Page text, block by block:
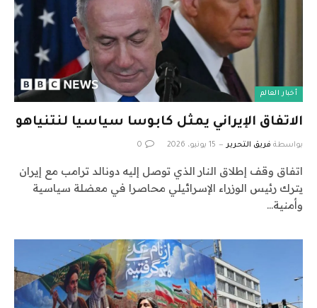
أخبار العالم
الاتفاق الإيراني يمثل كابوسا سياسيا لنتنياهو
بواسطة فريق التحرير 15 يونيو، 2026 0
اتفاق وقف إطلاق النار الذي توصل إليه دونالد ترامب مع إيران
يترك رئيس الوزراء الإسرائيلي محاصرا في معضلة سياسية
وأمنية…